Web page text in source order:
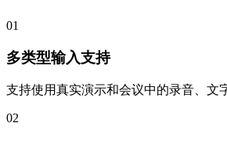
01
多类型输入支持
支持使用真实演示和会议中的录音、文
02